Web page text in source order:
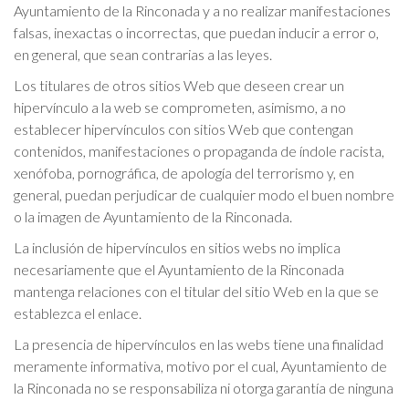
Ayuntamiento de la Rinconada y a no realizar manifestaciones
falsas, inexactas o incorrectas, que puedan inducir a error o,
en general, que sean contrarias a las leyes.
Los titulares de otros sitios Web que deseen crear un
hipervínculo a la web se comprometen, asimismo, a no
establecer hipervínculos con sitios Web que contengan
contenidos, manifestaciones o propaganda de índole racista,
xenófoba, pornográfica, de apología del terrorismo y, en
general, puedan perjudicar de cualquier modo el buen nombre
o la imagen de Ayuntamiento de la Rinconada.
La inclusión de hipervínculos en sitios webs no implica
necesariamente que el Ayuntamiento de la Rinconada
mantenga relaciones con el titular del sitio Web en la que se
establezca el enlace.
La presencia de hipervínculos en las webs tiene una finalidad
meramente informativa, motivo por el cual, Ayuntamiento de
la Rinconada no se responsabiliza ni otorga garantía de ninguna